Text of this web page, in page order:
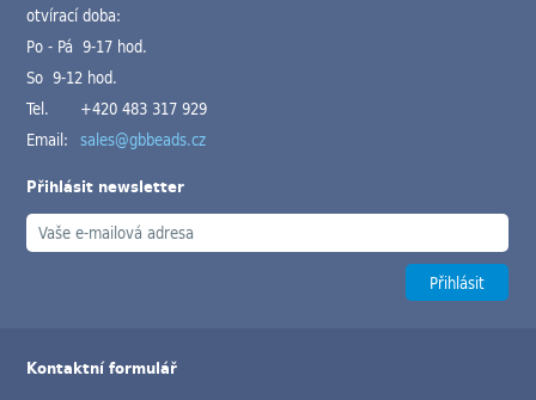
otvírací doba:
Po - Pá 9-17 hod.
So 9-12 hod.
Tel.
+420 483 317 929
Email: sales@gbbeads.cz
Přihlásit newsletter
Kontaktní formulář